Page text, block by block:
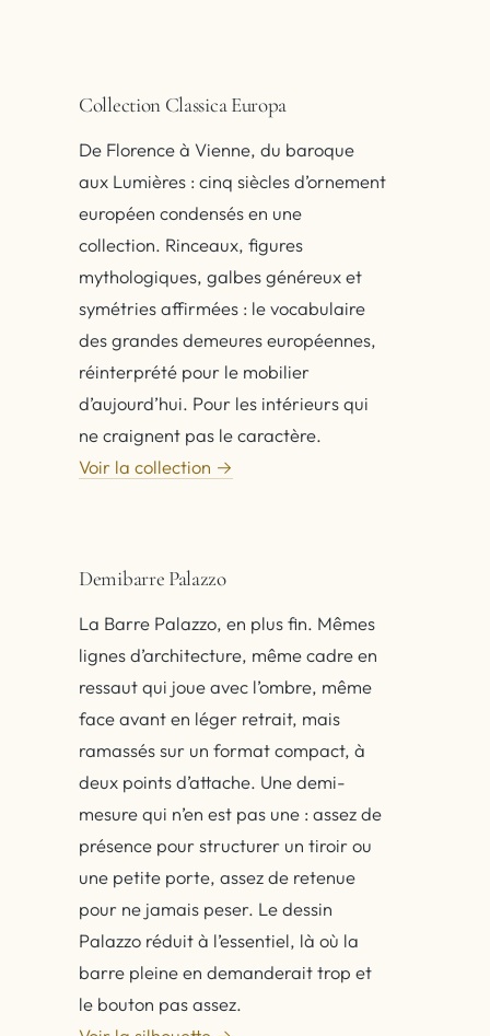
Collection Classica Europa
De Florence à Vienne, du baroque
aux Lumières : cinq siècles d’ornement
européen condensés en une
collection. Rinceaux, figures
mythologiques, galbes généreux et
symétries affirmées : le vocabulaire
des grandes demeures européennes,
réinterprété pour le mobilier
d’aujourd’hui. Pour les intérieurs qui
ne craignent pas le caractère.
Voir la collection →
Demibarre Palazzo
La Barre Palazzo, en plus fin. Mêmes
lignes d’architecture, même cadre en
ressaut qui joue avec l’ombre, même
face avant en léger retrait, mais
ramassés sur un format compact, à
deux points d’attache. Une demi-
mesure qui n’en est pas une : assez de
présence pour structurer un tiroir ou
une petite porte, assez de retenue
pour ne jamais peser. Le dessin
Palazzo réduit à l’essentiel, là où la
barre pleine en demanderait trop et
le bouton pas assez.